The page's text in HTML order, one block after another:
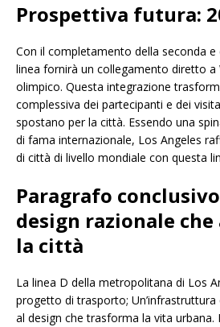
Prospettiva futura:
Con il completamento della seconda
linea fornirà un collegamento diretto a
olimpico. Questa integrazione
complessiva dei partecipanti e dei
spostano per la città. Essendo una
di fama internazionale, Los Angeles
di città di livello mondiale con questa
Paragrafo
design razionale che
la città
La linea D della metropolitana di Los
progetto di trasporto;
al design che trasforma la vita urbana.